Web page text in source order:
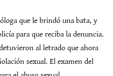
que le brindó una bata, y
para que reciba la denuncia.
al letrado que ahora
sexual. El examen del